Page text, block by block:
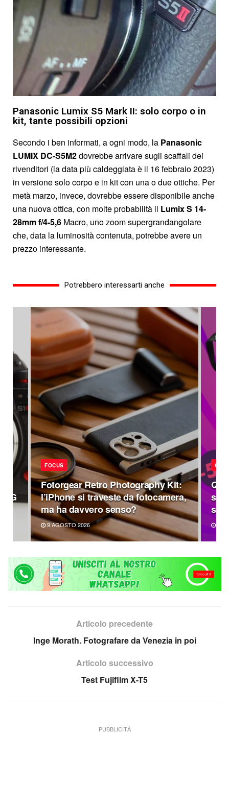
Panasonic Lumix S5 Mark II: solo corpo o in
kit, tante possibili opzioni
Secondo i ben informati, a ogni modo, la Panasonic
LUMIX DC-S5M2dovrebbe arrivare sugli scaffali dei
rivenditori (la data più caldeggiata è il 16 febbraio 2023)
in versione solo corpo e in kit con una o due ottiche. Per
metà marzo, invece, dovrebbe essere disponibile anche
una nuova ottica, con molte probabilità il Lumix S 14-
28mm f/4-5,6 Macro, uno zoom supergrandangolare
che, data la luminosità contenuta, potrebbe avere un
prezzo interessante.
Potrebbero interessarti anche
DG
FOCUS
Fotorgear Retro Photography Kit:
l’iPhone si traveste da fotocamera,
ma ha davvero senso?
9 AGOSTO 2026
su
8
Articolo precedente
Inge Morath. Fotografare da Venezia in poi
Articolo successivo
Test Fujifilm X-T5
PUBBLICITÀ